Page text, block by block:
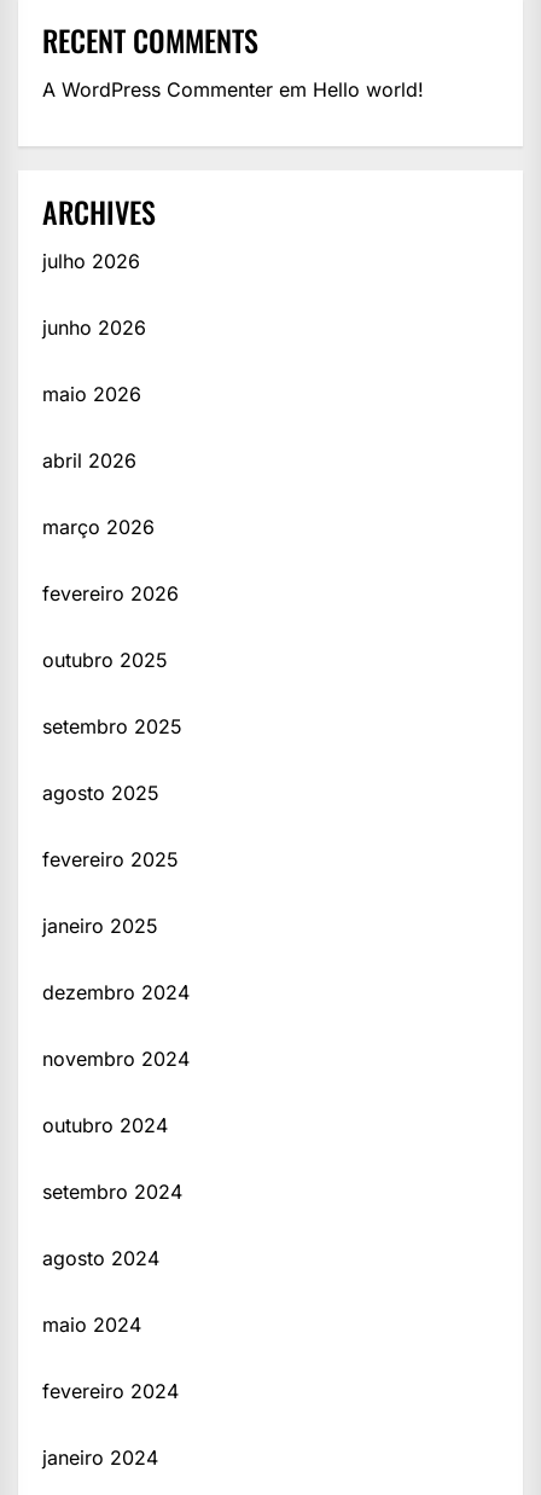
RECENT COMMENTS
A WordPress Commenter em Hello world!
ARCHIVES
julho 2026
junho 2026
maio 2026
abril 2026
março 2026
fevereiro 2026
outubro 2025
setembro 2025
agosto 2025
fevereiro 2025
janeiro 2025
dezembro 2024
novembro 2024
outubro 2024
setembro 2024
agosto 2024
maio 2024
fevereiro 2024
janeiro 2024